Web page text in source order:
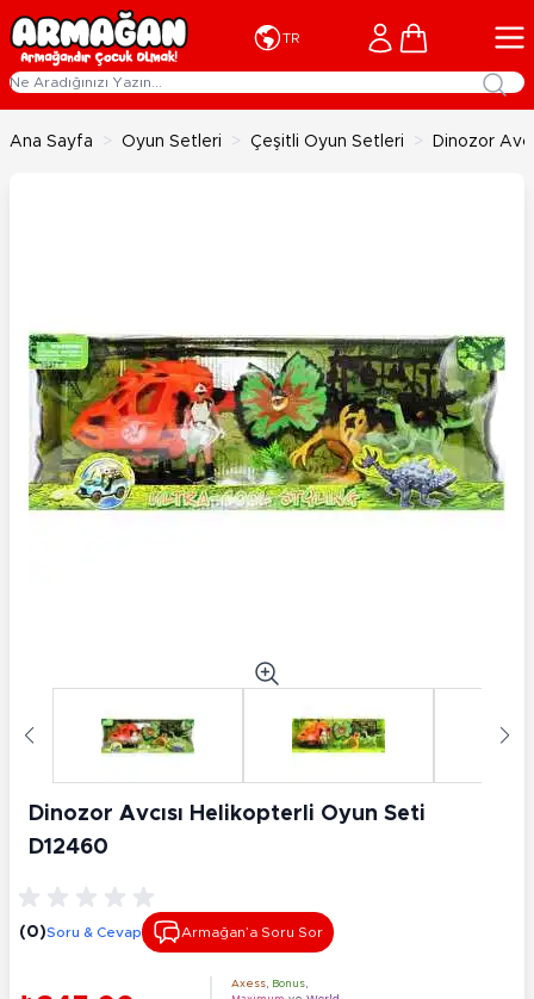
İçeriğe geç
TR Cart
Ana Sayfa > Oyun Setleri > Çeşitli Oyun Setleri > Dinozor
Dinozor Avcısı Helikopterli Oyun Seti
D12460
(0)Soru & Cevap Armağan’a Soru Sor
Axess Bonus